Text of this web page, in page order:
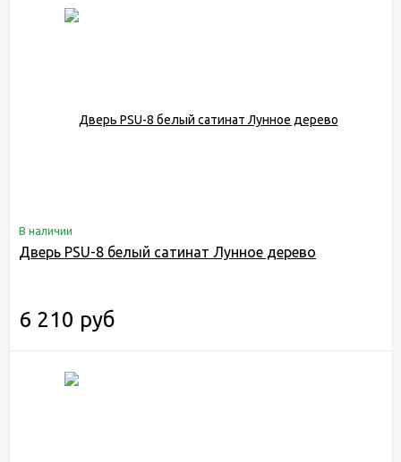
В наличии
Дверь PSU-8 белый сатинат Лунное дерево
6 210 руб